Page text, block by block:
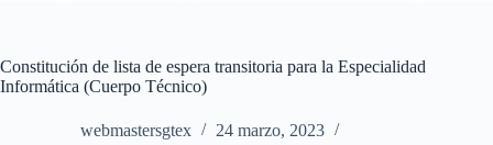
Constitución de lista de espera transitoria para la Especialidad
Informática (Cuerpo Técnico)
webmastersgtex
24 marzo, 2023